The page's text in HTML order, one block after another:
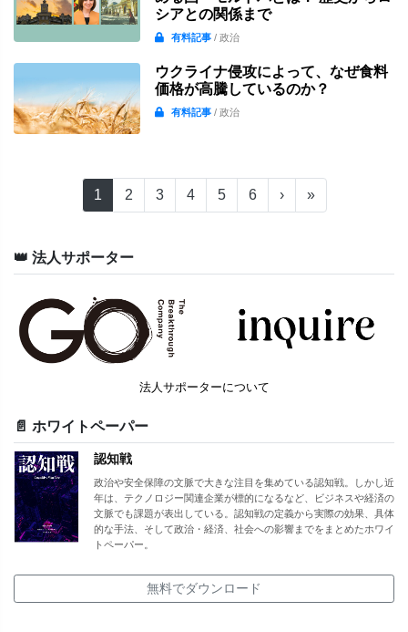
シアとの関係まで
有料記事/ 政治
ウクライナ侵攻によって、なぜ食料
価格が高騰しているのか？
有料記事/ 政治
1 2 3 4 5 6 › »
👑 法人サポーター
法人サポーターについて
📄 ホワイトペーパー
認知戦
政治や安全保障の文脈で大きな注目を集めている認知戦。しかし近
年は、テクノロジー関連企業が標的になるなど、ビジネスや経済の
文脈でも課題が表出している。認知戦の定義から実際の効果、具体
的な手法、そして政治・経済、社会への影響までをまとめたホワイ
トペーパー。
無料でダウンロード